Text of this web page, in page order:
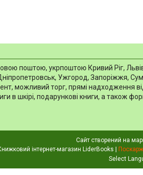
поштою, укрпоштою Кривий Ріг,
Ужгород, Запоріжжя,
можливий торг, прямі надходження
в шкірі, подарункові книги, а також
Сайт створений на
Select